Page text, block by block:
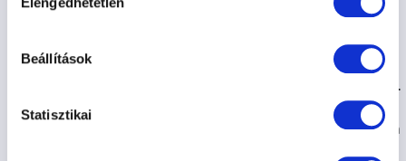
kiválasztása
Beállítások
Statisztikai
megrendelését, előtte azonban még egyszer
megjegyzést is küldhet, vagy e-mailben jelezheti
felénk egyéb, jelentkezéssel kapcsolatos kívánságát.
Adatbeviteli hibák javítása: Felhasználó a
jelentkezési folyamat lezárása előtt minden esetben